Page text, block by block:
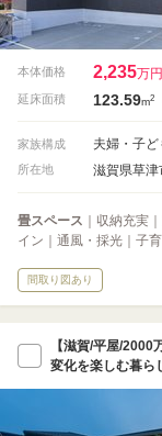
本体価格 2,235万円
延床面積 123.59m2
家族構成 夫婦・子ど
所在地 滋賀県草津
畳スペース ｜収納充実
イン｜通風・採光｜子
間取り図あり
【滋賀/平屋/
変化を楽しむ暮ら